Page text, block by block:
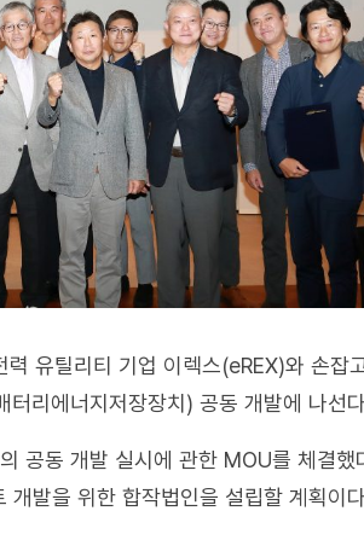
유틸리티 기업 이렉스(eREX)와 손잡
에너지저장장치) 공동 개발에 나선
공동 개발 실시에 관한 MOU를 체결했
발을 위한 합작법인을 설립할 계획이